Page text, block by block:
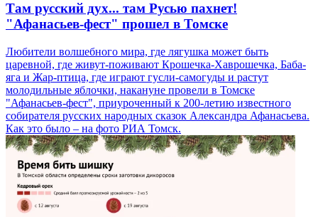
Там русский дух... там Русью пахнет!
"Афанасьев-фест" прошел в Томске
Любители волшебного мира, где лягушка может быть
царевной, где живут-поживают Крошечка-Хаврошечка, Баба-
яга и Жар-птица, где играют гусли-самогуды и растут
молодильные яблочки, накануне провели в Томске
"Афанасьев-фест", приуроченный к 200-летию известного
собирателя русских народных сказок Александра Афанасьева.
Как это было – на фото РИА Томск.